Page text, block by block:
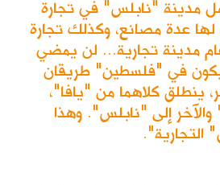
مدينة "نابلس" في تجارة
عدة مصانع، وكذلك تجارة
مدينة تجارية... لن يمضي
في "فلسطين" طريقان
ينطلق كلاهما من "يافا"،
إلى "نابلس". وهذا